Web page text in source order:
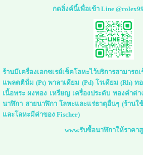
กดลิ่งค์นี้เพื่อเข้า Line
ร้านมีเครื่องเอกซเรย์เช็คโลหะไว้บริการสามา
แพลตตินั่ม (Pt) พาลาเดียม (Pd) โรเดียม (Rh) ท
เนื้อพระ ผงทอง เหรียญ เครื่องประดับ ทองคำต่
นาฬิกา สายนาฬิกา โลหะและแร่ธาตุอื่นๆ (ร้านใ
และโลหะมีค่าของ Fischer)
www.รับซื้อนาฬิกาให้ราคา